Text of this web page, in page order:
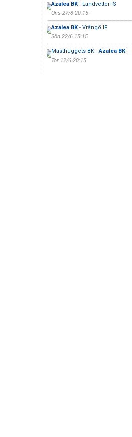
Azalea BK- Landvetter IS
Ons 27/8 20:15
Azalea BK- Vrångö IF
Sön 22/6 15:15
Masthuggets BK -Azalea BK
Tor 12/6 20:15